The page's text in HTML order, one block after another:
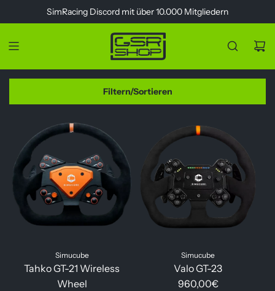
SimRacing Discord mit über 10.000 Mitgliedern
Filtern/Sortieren
Simucube
Tahko GT-21 Wireless
Wheel
Simucube
Valo GT-23
960,00€